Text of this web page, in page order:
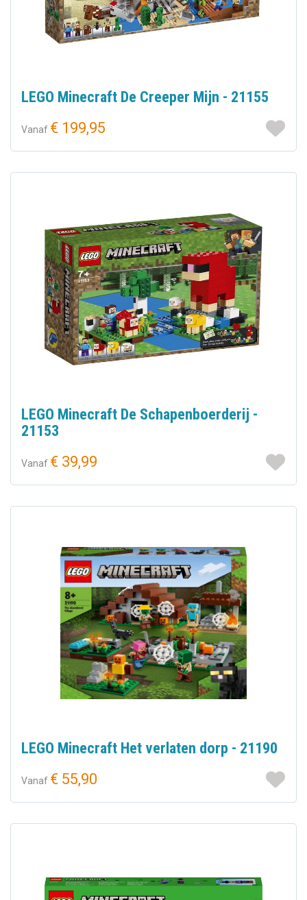
LEGO Minecraft De Creeper Mijn - 21155
Vanaf € 199,95
LEGO Minecraft De Schapenboerderij -
21153
Vanaf € 39,99
LEGO Minecraft Het verlaten dorp - 21190
Vanaf € 55,90